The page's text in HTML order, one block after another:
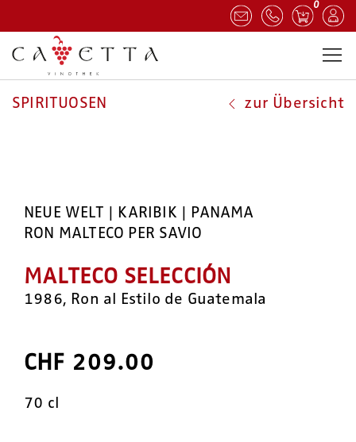
0
SPIRITUOSEN zur Übersicht
NEUE WELT | KARIBIK | PANAMA
RON MALTECO PER SAVIO
MALTECO SELECCIÓN
1986, Ron al Estilo de Guatemala
CHF 209.00
70 cl